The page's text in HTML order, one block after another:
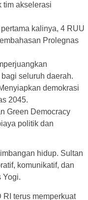
tim akselerasi
kalinya, 4 RUU
Prolegnas
seluruh daerah.
demokrasi
2045.
Green Democracy
politik dan
hidup. Sultan
komunikatif, dan
Yogi.
terus memperkuat